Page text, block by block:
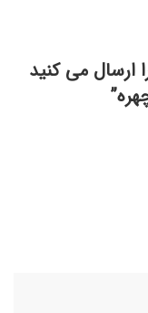
ارسال می کنید